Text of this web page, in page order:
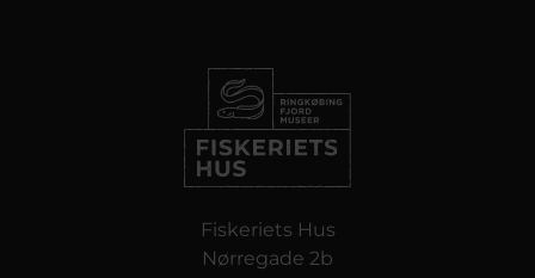
Fiskeriets Hus
Nørregade 2b